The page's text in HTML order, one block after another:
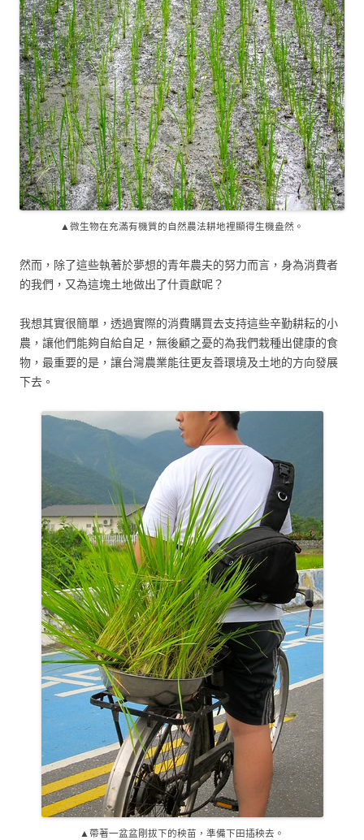
▲微生物在充滿有機質的自然農法耕地裡顯得生機盎然。
然而，除了這些執著於夢想的青年農夫的努力而言，身為消費者
的我們，又為這塊土地做出了什貢獻呢？
我想其實很簡單，透過實際的消費購買去支持這些辛勤耕耘的小
農，讓他們能夠自給自足，無後顧之憂的為我們栽種出健康的食
物，最重要的是，讓台灣農業能往更友善環境及土地的方向發展
下去。
▲帶著一盆盆剛拔下的秧苗，準備下田插秧去。